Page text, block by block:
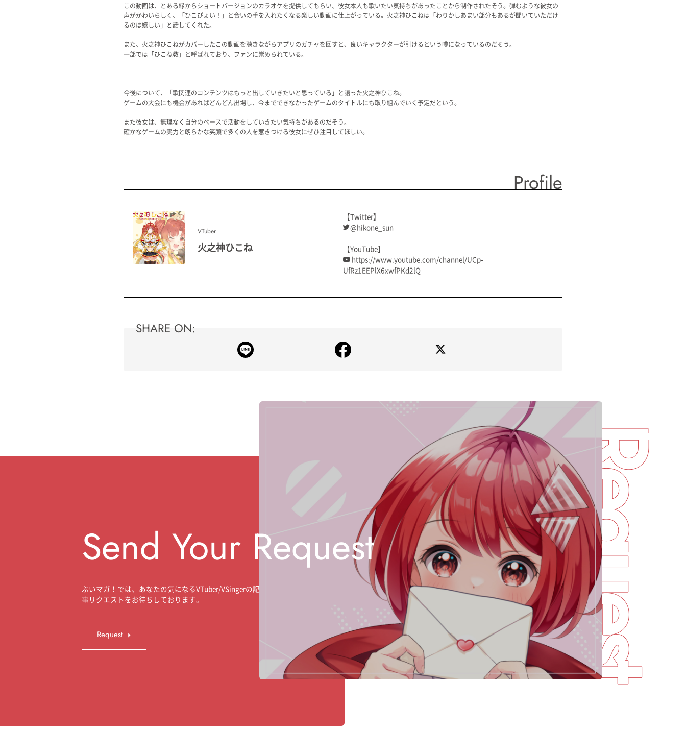
この動画は、とある縁からショートバージョンのカラオケを提供してもらい、彼女本人も歌いたい気持ちがあったことから制作されたそう。弾むような彼女の
声がかわいらしく、「ひこぴょい！」と合いの手を入れたくなる楽しい動画に仕上がっている。火之神ひこねは「わりかしあまい部分もあるが聞いていただけ
るのは嬉しい」と話してくれた。
また、火之神ひこねがカバーしたこの動画を聴きながらアプリのガチャを回すと、良いキャラクターが引けるという噂になっているのだそう。
一部では「ひこね教」と呼ばれており、ファンに崇められている。
今後について、「歌関連のコンテンツはもっと出していきたいと思っている」と語った火之神ひこね。
ゲームの大会にも機会があればどんどん出場し、今までできなかったゲームのタイトルにも取り組んでいく予定だという。
また彼女は、無理なく自分のペースで活動をしていきたい気持ちがあるのだそう。
確かなゲームの実力と朗らかな笑顔で多くの人を惹きつける彼女にぜひ注目してほしい。
Profile
VTuber
火之神ひこね
【Twitter】
@hikone_sun
【YouTube】
https://www.youtube.com/channel/UCp-
UfRz1EEPlX6xwfPKd2lQ
SHARE ON:
Request
Send Your Request
ぶいマガ！では、あなたの気になるVTuber/VSingerの記
事リクエストをお待ちしております。
Request